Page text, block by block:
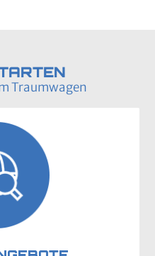
Traumwagen